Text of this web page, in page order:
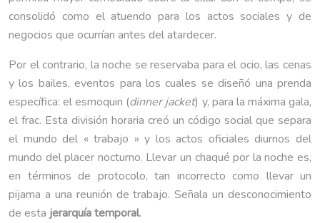
consolidó como el atuendo para los actos sociales y de
negocios que ocurrían antes del atardecer.
Por el contrario, la noche se reservaba para el ocio, las cenas
y los bailes, eventos para los cuales se diseñó una prenda
específica: el esmoquin (dinner jacket) y, para la máxima gala,
el frac. Esta división horaria creó un código social que separa
el mundo del « trabajo » y los actos oficiales diurnos del
mundo del placer nocturno. Llevar un chaqué por la noche es,
en términos de protocolo, tan incorrecto como llevar un
pijama a una reunión de trabajo. Señala un desconocimiento
de esta jerarquía temporal.